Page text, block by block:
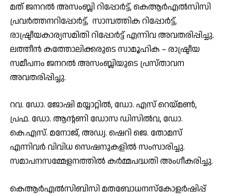
മത് ജനറല്‍ അസംബ്ലി റിപ്പോര്‍ട്ട്, കെആര്‍എല്‍സിസി
പ്രവര്‍ത്തനറിപ്പോര്‍ട്ട്, സാമ്പത്തിക റിപ്പോര്‍ട്ട്,
രാഷ്ട്രീയകാര്യസമിതി റിപ്പോര്‍ട്ട് എന്നിവ അവതരിപ്പിച്ചു.
ലത്തീന്‍ കത്തോലിക്കരുടെ സാമൂഹിക – രാഷ്ട്രീയ
സമീപനം ജനറല്‍ അസംബ്ലിയുടെ പ്രസ്താവന
അവതരിപ്പിച്ചു.
റവ. ഡോ. ജോഷി മയ്യാറ്റില്‍, ഡോ. എസ് റെയ്മണ്‍,
പ്രഫ. ഡോ. ആന്റണി ഡോസ ഡിസില്‍വ, ഡോ.
കെ.എസ്. മനോജ്, അഡ്വ. ഷെറി ജെ. തോമസ്
എന്നിവര്‍ വിവിധ സെഷനുകളില്‍ സംസാരിച്ചു.
സമാപനസമ്മേളനത്തില്‍ കര്‍മ്മപദ്ധതി അംഗീകരിച്ചു.
കെആര്‍എല്‍സിബിസി മതബോധനസ്‌കോളര്‍ഷിപ്പ്